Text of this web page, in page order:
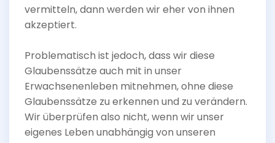
vermitteln, dann werden wir eher von ihnen
akzeptiert.
Problematisch ist jedoch, dass wir diese
Glaubenssätze auch mit in unser
Erwachsenenleben mitnehmen, ohne diese
Glaubenssätze zu erkennen und zu verändern.
Wir überprüfen also nicht, wenn wir unser
eigenes Leben unabhängig von unseren